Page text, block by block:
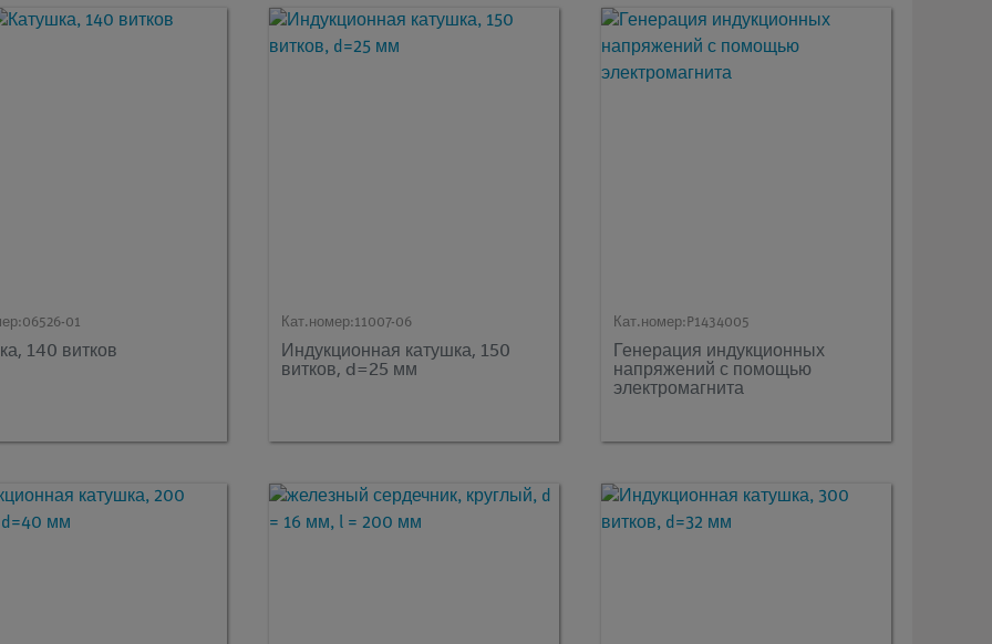
06526-01
140 витков
Кат.номер:11007-06
Индукционная катушка, 150
витков, d=25 мм
Кат.номер: P1434005
Генерация индукционных
напряжений с помощью
электромагнита